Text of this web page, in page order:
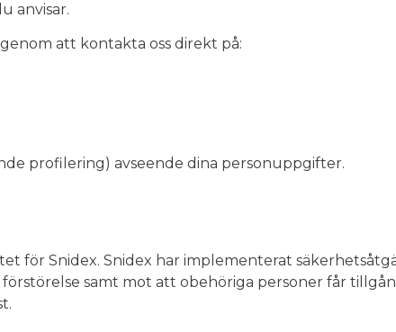
anvisar.
att kontakta oss direkt på:
profilering) avseende dina personuppgifter.
för Snidex. Snidex har implementerat
samt mot att obehöriga personer får